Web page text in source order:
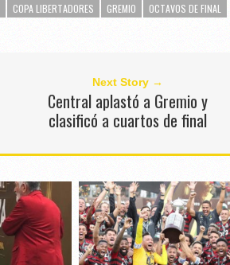
COPA LIBERTADORES GREMIO
OCTAVOS DE FINAL
Next Story →
Central aplastó a Gremio y
clasificó a cuartos de final